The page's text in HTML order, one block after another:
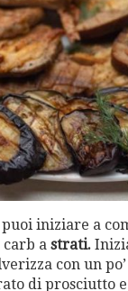
iniziare a
a strati.
con un
di prosciutto